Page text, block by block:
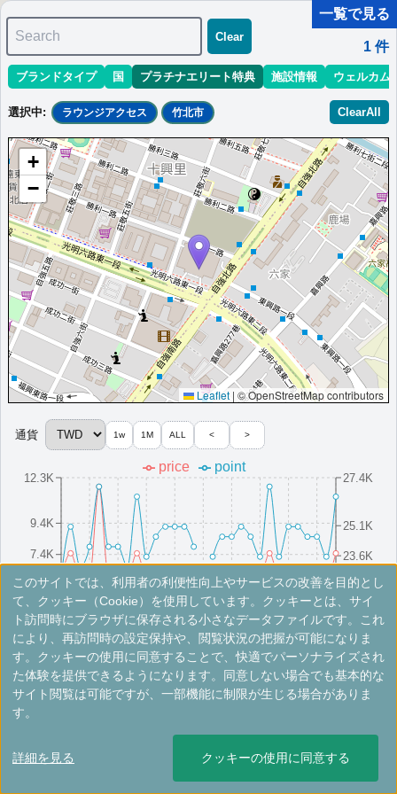
マリオット最新情報ホテル情報(アジア)ホテル特典攻略
1 - 1 件 / 全 1 件
並び替え: 最低価格目安 開業時期 エリア 地域
シェラトン・新竹ホテル
台湾で2番目の規模を誇るホテルです。770室、11バンケットルー
ム、10会議室を備えております。
台湾竹北市
開業:2015年最低価格目安:￥5,510 TWD情報サイト:note.com
Marriott Bonvoyで価格をみる
プラチナエリート特典：ウェルカムギフト朝食選択可,ラウンジアクセス有
（ラウンジ未設置の一部ホテルでは代替サービス提供有）,客室アップグレー
ド有（スイート含む）,クラブラウンジでのイブニングカクテル提供
More...
1 - 1 件 / 全 1 件 ＜ ＞
一覧で見る
Search
Clear
1 件
ブランドタイプ 国 プラチナエリート特典 施設情報 ウェルカム
選択中: ラウンジアクセス 竹北市 ClearAll
+
−
Leaflet | © OpenStreetMap contributors
8/1(Fri)8/4(Mon)8/7(Thu)8/10(Sun)8/13(Wed)8/16(Sat)8/19(Tue)8/22(Fri)8/25(Mon)8/28(Thu)
5.4K
7.4K
9.4K
12.3K
22.1K
23.6K
25.1K
27.4K
price point
※手数料別。レートは目安ですので最新の情報は公式サイトでご確認ください。
通貨 1w 1M ALL < >
シェラトン・新竹ホテル
台湾で2番目の規模を誇るホテルです。770室、11バンケットルー
ム、10会議室を備えております。
台湾竹北市
開業:2015年
このサイトでは、利用者の利便性向上やサービスの改善を目的とし
て、クッキー（Cookie）を使用しています。クッキーとは、サイ
ト訪問時にブラウザに保存される小さなデータファイルです。これ
により、再訪問時の設定保持や、閲覧状況の把握が可能になりま
す。クッキーの使用に同意することで、快適でパーソナライズされ
た体験を提供できるようになります。同意しない場合でも基本的な
サイト閲覧は可能ですが、一部機能に制限が生じる場合がありま
す。
詳細を見る クッキーの使用に同意する